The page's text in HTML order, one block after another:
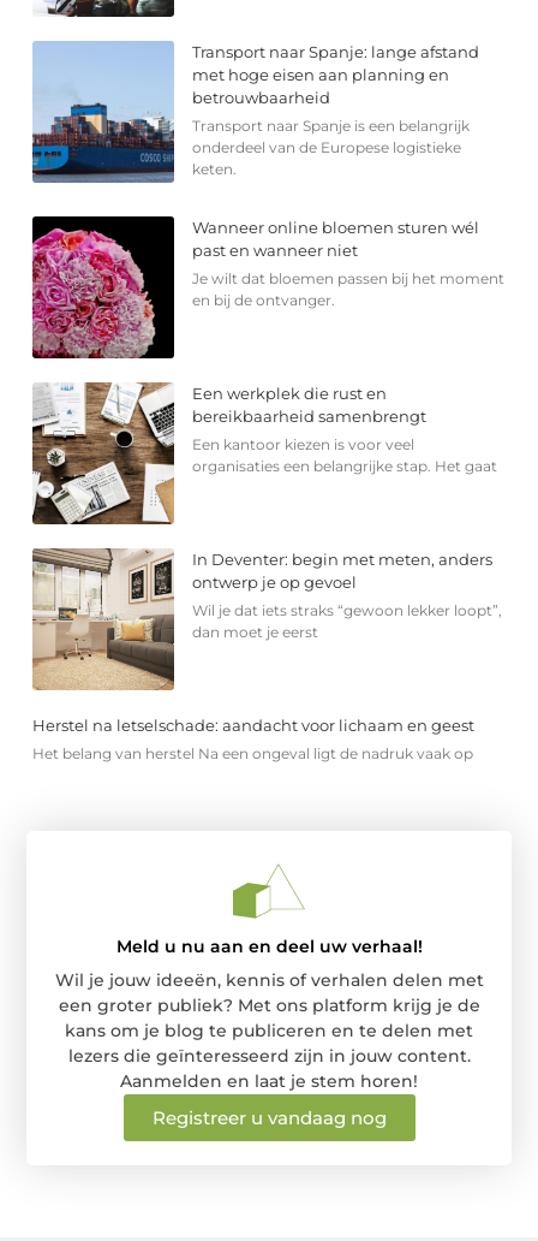
Transport naar Spanje: lange afstand
met hoge eisen aan planning en
betrouwbaarheid
Transport naar Spanje is een belangrijk
onderdeel van de Europese logistieke
keten.
Wanneer online bloemen sturen wél
past en wanneer niet
Je wilt dat bloemen passen bij het moment
en bij de ontvanger.
Een werkplek die rust en
bereikbaarheid samenbrengt
Een kantoor kiezen is voor veel
organisaties een belangrijke stap. Het gaat
In Deventer: begin met meten, anders
ontwerp je op gevoel
Wil je dat iets straks “gewoon lekker loopt”,
dan moet je eerst
Herstel na letselschade: aandacht voor lichaam en geest
Het belang van herstel Na een ongeval ligt de nadruk vaak op
Meld u nu aan en deel uw verhaal!
Wil je jouw ideeën, kennis of verhalen delen met
een groter publiek? Met ons platform krijg je de
kans om je blog te publiceren en te delen met
lezers die geïnteresseerd zijn in jouw content.
Aanmelden en laat je stem horen!
Registreer u vandaag nog